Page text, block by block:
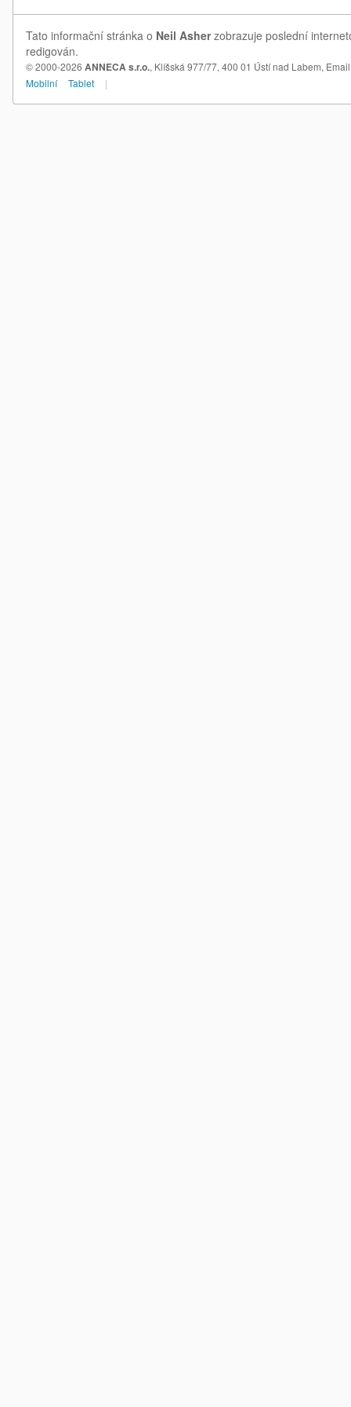
Tato informační stránka o Neil Asherzobrazuje poslední
redigován.
© 2000-2026 ANNECA s.r.o., Klíšská 977/77, 400 01 Ústí nad Labem,
Mobilní
Tablet |